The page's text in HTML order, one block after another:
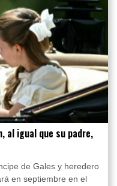
al igual que su padre,
de Gales y heredero
en septiembre en el